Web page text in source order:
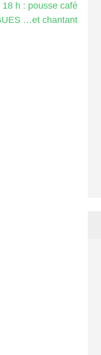
h : pousse café
…et chantant